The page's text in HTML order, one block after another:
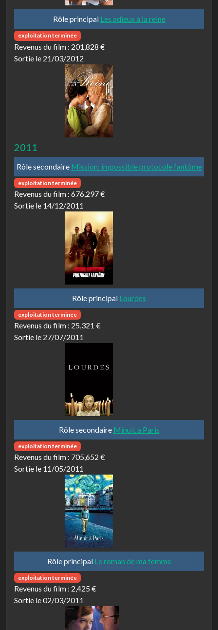
Rôle principal Les adieux à la reine
exploitation terminée
Revenus du film : 201,828 €
Sortie le 21/03/2012
2011
Rôle secondaire Mission: impossible protocole fantôme
exploitation terminée
Revenus du film : 676,297 €
Sortie le 14/12/2011
Rôle principal Lourdes
exploitation terminée
Revenus du film : 25,321 €
Sortie le 27/07/2011
Rôle secondaire Minuit à Paris
exploitation terminée
Revenus du film : 705,652 €
Sortie le 11/05/2011
Rôle principal Le roman de ma femme
exploitation terminée
Revenus du film : 2,425 €
Sortie le 02/03/2011